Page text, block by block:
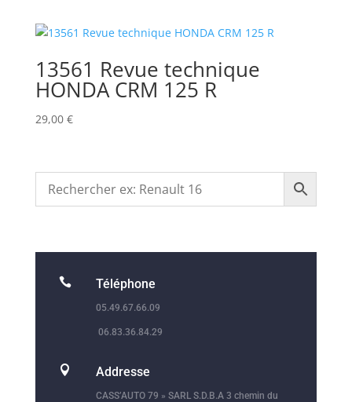
13561 Revue technique
HONDA CRM 125 R
29,00 €
 Téléphone
05.49.67.66.09
06.83.36.84.29
 Addresse
CASS’AUTO 79 » SARL S.D.B.A 3 chemin du